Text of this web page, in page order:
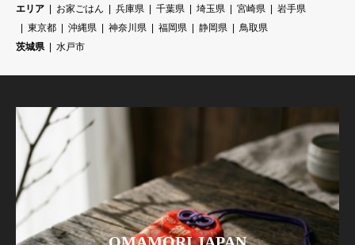
エリア お家ごはん 兵庫県 千葉県 埼玉県 宮崎県
岩手県
東京都
沖縄県 神奈川県 福岡県 静岡県
鳥取県
茨城県
水戸市